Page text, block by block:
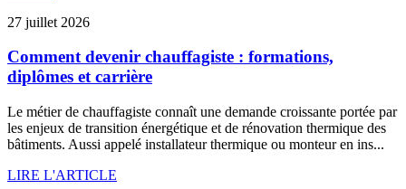
27 juillet 2026
Comment devenir chauffagiste : formations,
diplômes et carrière
Le métier de chauffagiste connaît une demande croissante portée par
les enjeux de transition énergétique et de rénovation thermique des
bâtiments. Aussi appelé installateur thermique ou monteur en ins...
LIRE L'ARTICLE